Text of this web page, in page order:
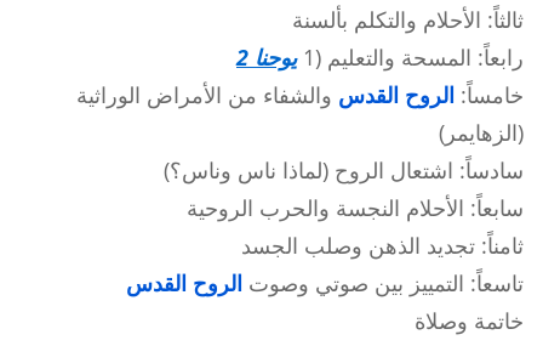
ثالثاً: الأحلام والتكلم بألسنة
رابعاً: المسحة والتعليم (1
يوحنا 2
خامساً: الروح القدس والشفاء من الأمراض الوراثية
(الزهايمر)
سادساً: اشتعال الروح (لماذا ناس وناس؟)
سابعاً: الأحلام النجسة والحرب الروحية
ثامناً: تجديد الذهن وصلب الجسد
تاسعاً: التمييز بين صوتي وصوت الروح القدس
خاتمة وصلاة